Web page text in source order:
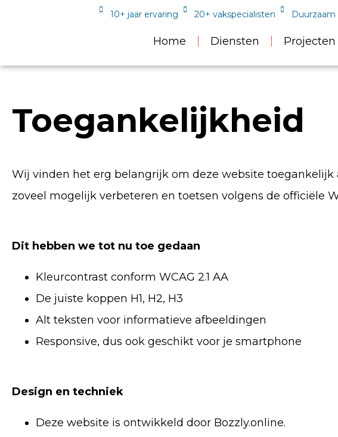
10+ jaar ervaring 20+ vakspecialisten Duurzaam
Home Diensten Projecten
Toegankelijkheid
Wij vinden het erg belangrijk om deze website
zoveel mogelijk verbeteren en toetsen volgens de officiële
Dit hebben we tot nu toe gedaan
Kleurcontrast conform WCAG 2.1 AA
De juiste koppen H1, H2, H3
Alt teksten voor informatieve afbeeldingen
Responsive, dus ook geschikt voor je smartphone
Design en techniek
Deze website is ontwikkeld door Bozzly.online.